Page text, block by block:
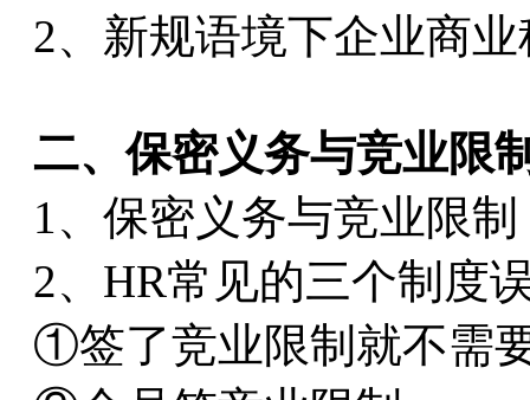
2、新规语境下企业商
二、保密义务与竞业限
1、保密义务与竞业限
2、HR常见的三个制度
①签了竞业限制就不需